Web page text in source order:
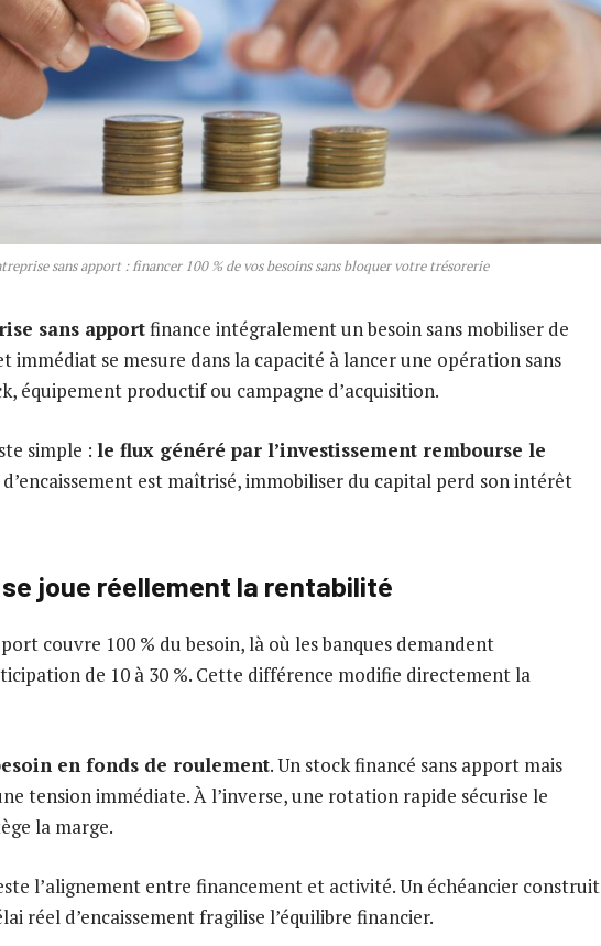
sans apport : financer 100 % de vos besoins sans bloquer votre trésorerie
sans apportfinance intégralement un besoin sans mobiliser de
immédiat se mesure dans la capacité à lancer une opération sans
équipement productif ou campagne d’acquisition.
simple : le flux généré par l’investissement rembourse le
d’encaissement est maîtrisé, immobiliser du capital perd son intérêt
joue réellement la rentabilité
couvre 100 % du besoin, là où les banques demandent
de 10 à 30 %. Cette différence modifie directement la
en fonds de roulement. Un stock financé sans apport mais
tension immédiate. À l’inverse, une rotation rapide sécurise le
la marge.
l’alignement entre financement et activité. Un échéancier construit
réel d’encaissement fragilise l’équilibre financier.